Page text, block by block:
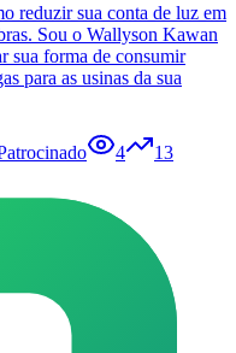
reduzir sua conta de luz em
Sou o Wallyson Kawan
sua forma de consumir
para as usinas da sua
4 13
em Guaraci no